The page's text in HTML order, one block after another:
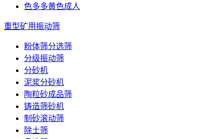
色多多黄色成人
重型矿用振动筛
粉体筛分选筛
分级振动筛
分砂机
泥浆分砂机
陶粒砂成品筛
铸造筛砂机
制砂滚动筛
除土筛